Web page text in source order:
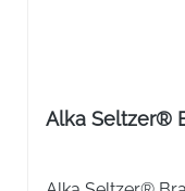
Alka Seltzer®